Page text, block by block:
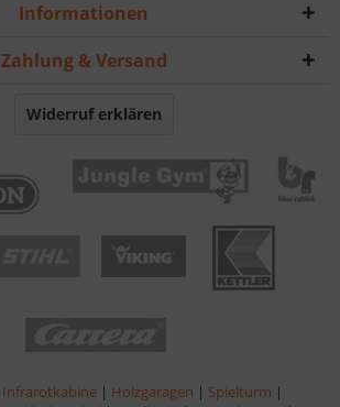
Informationen
Zahlung & Versand
Widerruf erklären
Infrarotkabine | Holzgaragen | Spielturm |